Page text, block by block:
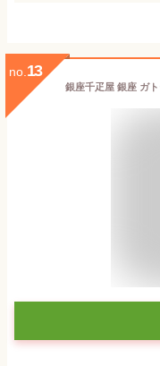
no. 13